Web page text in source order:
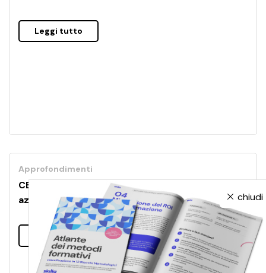
Leggi tutto
Approfondimenti
CENTO50: un nuovo modo di fare formazione
aziendale condividendo il sapere
Leggi tutto
chiudi